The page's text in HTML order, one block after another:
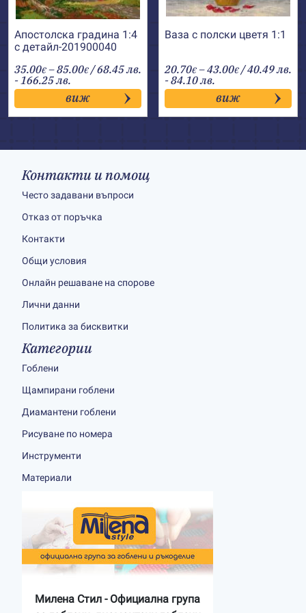
Апостолска градина 1:4
с детайл-201900040
35.00€ –85.00€Price
range:
35.00€
through
85.00€
/ 68.45 лв.
- 166.25 лв.
виж
Ваза с полски цветя 1:1
20.70€ –43.00€Price
range:
20.70€
through
43.00€
/ 40.49 лв.
- 84.10 лв.
виж
Контакти и помощ
Често задавани въпроси
Отказ от поръчка
Контакти
Общи условия
Онлайн решаване на спорове
Лични данни
Политика за бисквитки
Категории
Гоблени
Щампирани гоблени
Диамантени гоблени
Рисуване по номера
Инструменти
Материали
Милена Стил - Официална група